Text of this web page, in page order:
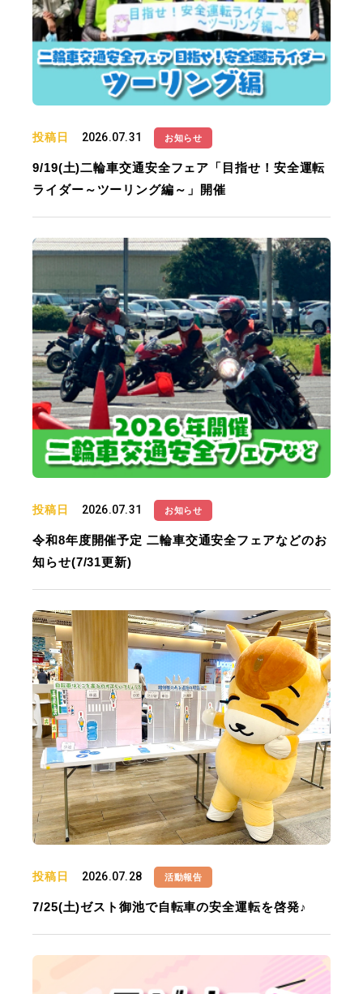
投稿日 2026.07.31 お知らせ
9/19(土)二輪車交通安全フェア「目指せ！安全運転
ライダー～ツーリング編～」開催
投稿日 2026.07.31 お知らせ
令和8年度開催予定 二輪車交通安全フェアなどのお
知らせ(7/31更新)
投稿日 2026.07.28 活動報告
7/25(土)ゼスト御池で自転車の安全運転を啓発♪